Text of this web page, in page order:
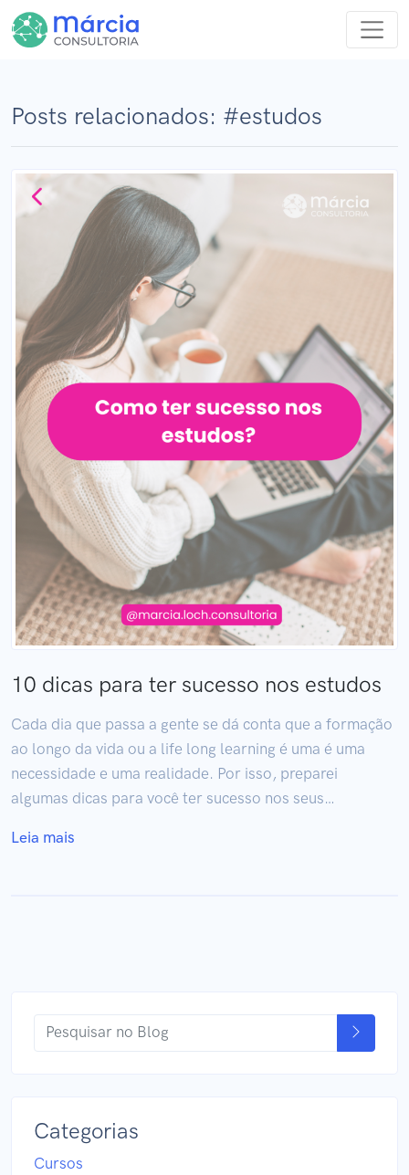
Posts relacionados: #estudos
10 dicas para ter sucesso nos estudos
Cada dia que passa a gente se dá conta que a formação
ao longo da vida ou a life long learning é uma é uma
necessidade e uma realidade. Por isso, preparei
algumas dicas para você ter sucesso nos seus…
Leia mais
Categorias
Cursos